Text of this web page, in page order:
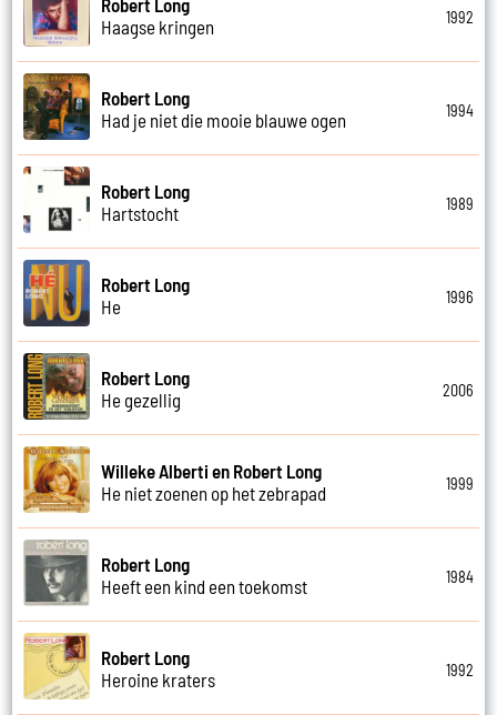
Haagse kringen
1992
Robert Long
Had je niet die mooie blauwe ogen
1994
Robert Long
Hartstocht
1989
Robert Long
He
1996
Robert Long
He gezellig
2006
Willeke Alberti en Robert Long
He niet zoenen op het zebrapad
1999
Robert Long
Heeft een kind een toekomst
1984
Robert Long
Heroine kraters
1992